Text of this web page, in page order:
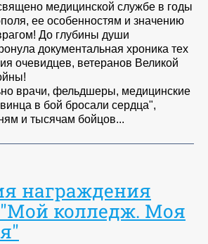
медицинской службе в годы
ее особенностям и значению
До глубины души
документальная хроника тех
очевидцев, ветеранов Великой
врачи, фельдшеры, медицинские
в бой бросали сердца",
и тысячам бойцов...
награждения
"Мой колледж. Моя